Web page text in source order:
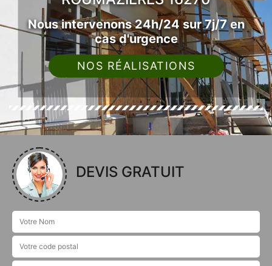
Nous intervenons 24h/24 sur 7j/7 en
cas d'urgence
NOS RÉALISATIONS
DEVIS GRATUIT